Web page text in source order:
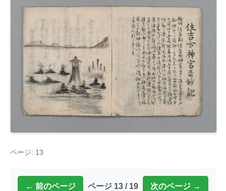
ページ: 13
← 前のページ ページ 13 / 19 次のページ →